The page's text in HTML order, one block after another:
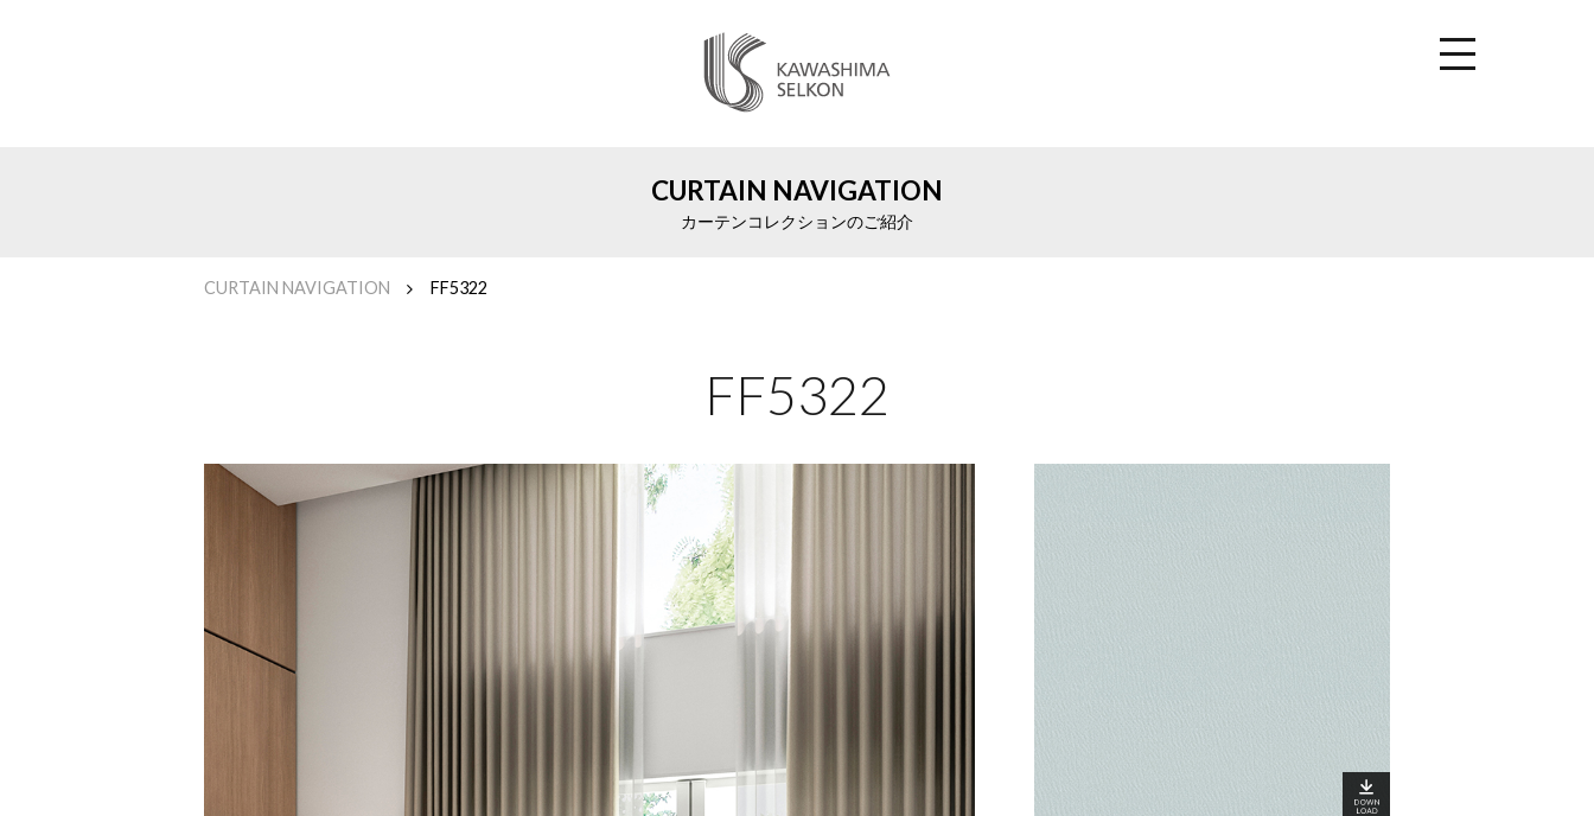
CURTAIN NAVIGATION
カーテンコレクションのご紹介
CURTAIN NAVIGATION FF5322
FF5322